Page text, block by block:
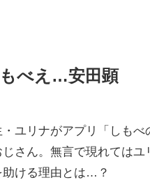
べえ…安田顕
ユリナがアプリ「しも
さん。無言で現れては
ける理由とは…？